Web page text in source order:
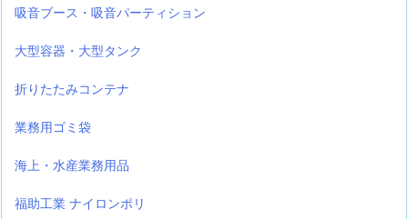
吸音ブース・吸音パーティション
大型容器・大型タンク
折りたたみコンテナ
業務用ゴミ袋
海上・水産業務用品
福助工業 ナイロンポリ